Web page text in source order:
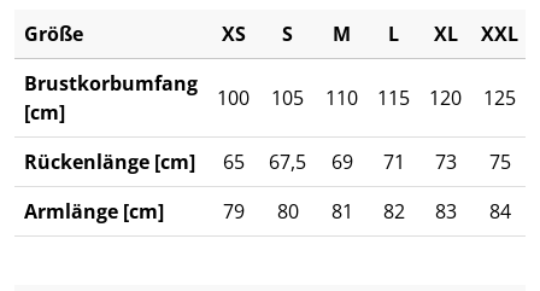
Größe XS S M L XL XXL
Brustkorbumfang
[cm]
100 105 110 115 120 125
Rückenlänge [cm] 65 67,5 69 71 73 75
Armlänge [cm]
79 80 81 82 83 84